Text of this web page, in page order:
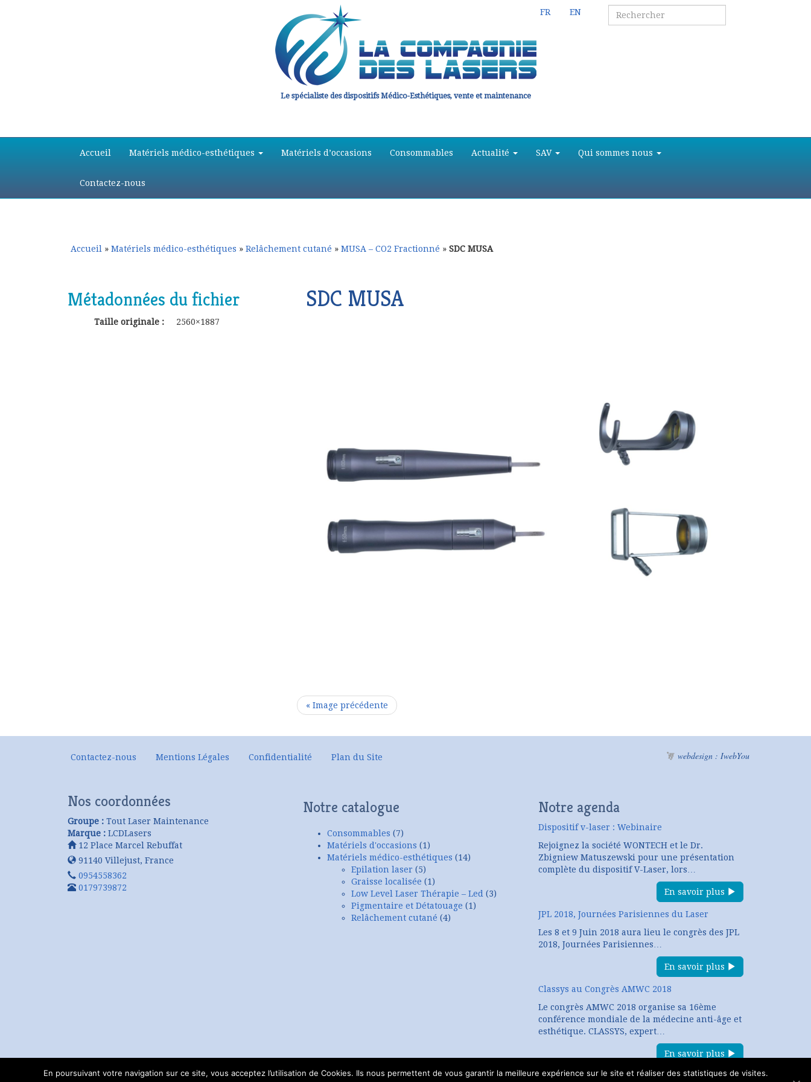
Le spécialiste des dispositifs Médico-Esthétiques, vente et maintenance
principal
secondaire
Accueil Matériels médico-esthétiques Matériels d’occasions Consommables Actualité SAV Qui sommes nous
Contactez-nous
FR EN
Accueil » Matériels médico-esthétiques » Relâchement cutané » MUSA – CO2 Fractionné » SDC MUSA
SDC MUSA
« Image précédente
Métadonnées du fichier
Taille originale : 2560×1887
Contactez-nous Mentions Légales Confidentialité Plan du Site webdesign : IwebYou
Nos coordonnées
Groupe : Tout Laser Maintenance
Marque : LCDLasers
12 Place Marcel Rebuffat
91140 Villejust, France
0954558362
0179739872
Notre catalogue
Consommables (7)
Matériels d'occasions (1)
Matériels médico-esthétiques (14)
Epilation laser (5)
Graisse localisée (1)
Low Level Laser Thérapie – Led (3)
Pigmentaire et Détatouage (1)
Relâchement cutané (4)
Notre agenda
Dispositif v-laser : Webinaire
Rejoignez la société WONTECH et le Dr.
Zbigniew Matuszewski pour une présentation
complète du dispositif V-Laser, lors…
En savoir plus
JPL 2018, Journées Parisiennes du Laser
Les 8 et 9 Juin 2018 aura lieu le congrès des JPL
2018, Journées Parisiennes…
En savoir plus
Classys au Congrès AMWC 2018
Le congrès AMWC 2018 organise sa 16ème
conférence mondiale de la médecine anti-âge et
esthétique. CLASSYS, expert…
En savoir plus
En poursuivant votre navigation sur ce site, vous acceptez l’utilisation de Cookies. Ils nous permettent de vous garantir la meilleure expérience sur le site et réaliser des statistiques de visites.